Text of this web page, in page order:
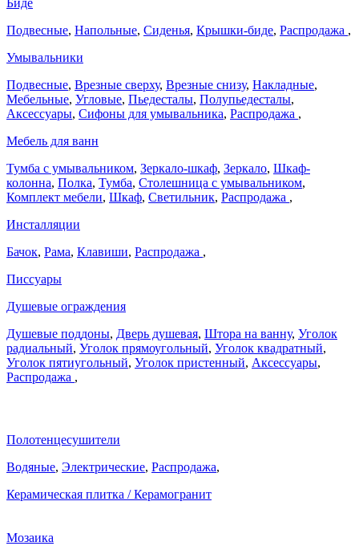
Биде
Подвесные, Напольные, Сиденья, Крышки-биде, Распродажа ,
Умывальники
Подвесные, Врезные сверху, Врезные снизу, Накладные,
Мебельные, Угловые, Пьедесталы, Полупьедесталы,
Аксессуары, Сифоны для умывальника, Распродажа ,
Мебель для ванн
Тумба с умывальником, Зеркало-шкаф, Зеркало, Шкаф-
колонна, Полка, Тумба, Столешница с умывальником,
Комплект мебели, Шкаф, Светильник, Распродажа ,
Инсталляции
Бачок, Рама, Клавиши, Распродажа ,
Писсуары
Душевые ограждения
Душевые поддоны, Дверь душевая, Штора на ванну, Уголок
радиальный, Уголок прямоугольный, Уголок квадратный,
Уголок пятиугольный, Уголок пристенный, Аксессуары,
Распродажа ,
Полотенцесушители
Водяные, Электрические, Распродажа,
Керамическая плитка / Керамогранит
Мозаика